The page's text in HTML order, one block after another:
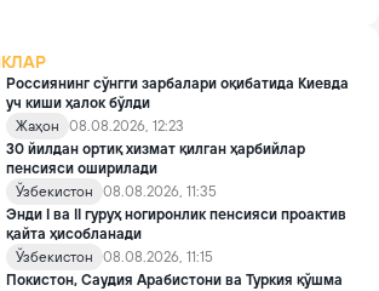
Россиянинг сўнгги зарбалари оқибатида Киевда
уч киши ҳалок бўлди
Жаҳон
08.08.2026, 12:23
30 йилдан ортиқ хизмат қилган ҳарбийлар
пенсияси оширилади
Ўзбекистон
08.08.2026, 11:35
Энди I ва II гуруҳ ногиронлик пенсияси проактив
қайта ҳисобланади
Ўзбекистон
08.08.2026, 11:15
Покистон, Саудия Арабистони ва Туркия қўшма